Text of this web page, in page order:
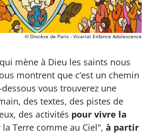
© Diocèse de Paris - Vicariat Enfance Adolescence
mène à Dieu les saints nous
montrent que c’est un chemin
vous trouverez une
des textes, des pistes de
des activités pour vivre la
la Terre comme au Ciel", à partir